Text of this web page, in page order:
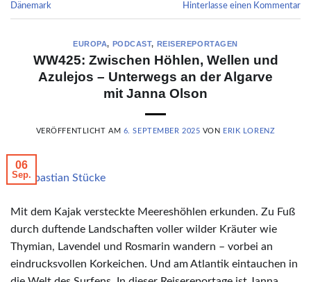
Dänemark
Hinterlasse einen Kommentar
EUROPA, PODCAST, REISEREPORTAGEN
WW425: Zwischen Höhlen, Wellen und
Azulejos – Unterwegs an der Algarve
mit Janna Olson
VERÖFFENTLICHT AM 6. SEPTEMBER 2025 VON ERIK LORENZ
© Sebastian Stücke
06
Sep.
Mit dem Kajak versteckte Meereshöhlen erkunden. Zu Fuß
durch duftende Landschaften voller wilder Kräuter wie
Thymian, Lavendel und Rosmarin wandern – vorbei an
eindrucksvollen Korkeichen. Und am Atlantik eintauchen in